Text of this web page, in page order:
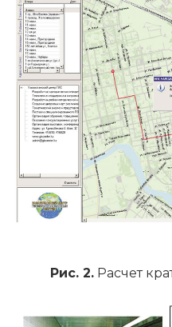
Рис. 2. Расчет